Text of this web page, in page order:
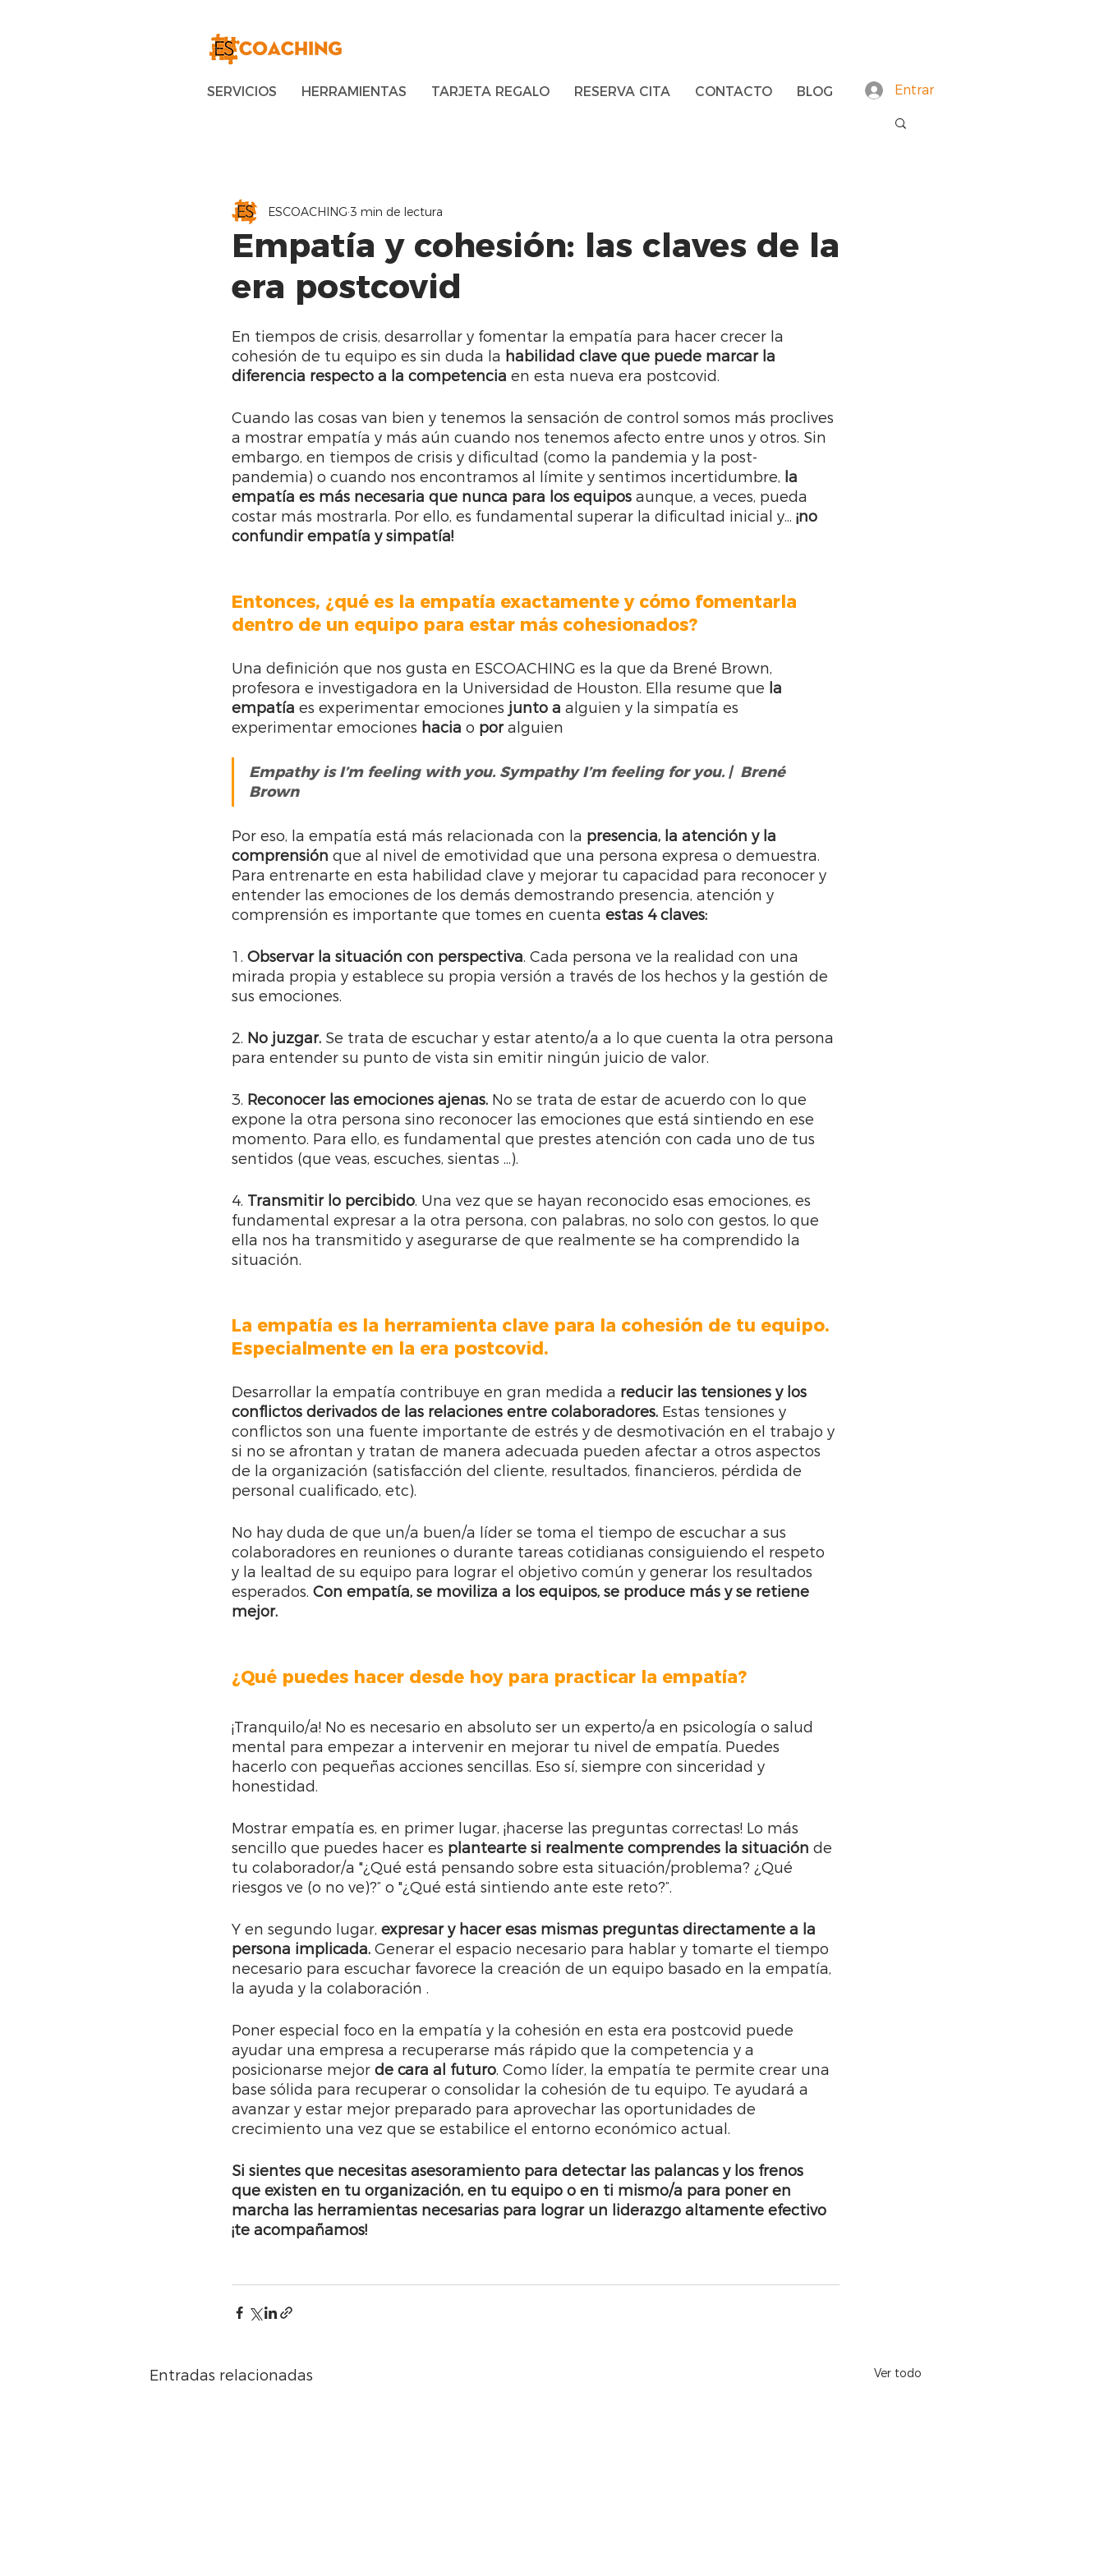
Entrar
SERVICIOS HERRAMIENTAS TARJETA REGALO RESERVA CITA CONTACTO BLOG
Empatía y cohesión: las claves de la
era postcovid
ESCOACHING 3 min de lectura
En tiempos de crisis, desarrollar y fomentar la empatía para hacer crecer la
cohesión de tu equipo es sin duda la habilidad clave que puede marcar la
diferencia respecto a la competencia en esta nueva era postcovid.
Cuando las cosas van bien y tenemos la sensación de control somos más proclives
a mostrar empatía y más aún cuando nos tenemos afecto entre unos y otros. Sin
embargo, en tiempos de crisis y dificultad (como la pandemia y la post-
pandemia) o cuando nos encontramos al límite y sentimos incertidumbre, la
empatía es más necesaria que nunca para los equipos aunque, a veces, pueda
costar más mostrarla. Por ello, es fundamental superar la dificultad inicial y... ¡no
confundir empatía y simpatía!
Entonces, ¿qué es la empatía exactamente y cómo fomentarla
dentro de un equipo para estar más cohesionados?
Una definición que nos gusta en ESCOACHING es la que da Brené Brown,
profesora e investigadora en la Universidad de Houston. Ella resume que la
empatía es experimentar emociones junto a alguien y la simpatía es
experimentar emociones hacia o por alguien
Empathy is I’m feeling with you. Sympathy I’m feeling for you. |  Brené
Brown
Por eso, la empatía está más relacionada con la presencia, la atención y la
comprensión que al nivel de emotividad que una persona expresa o demuestra.
Para entrenarte en esta habilidad clave y mejorar tu capacidad para reconocer y
entender las emociones de los demás demostrando presencia, atención y
comprensión es importante que tomes en cuenta estas 4 claves:
1. Observar la situación con perspectiva. Cada persona ve la realidad con una
mirada propia y establece su propia versión a través de los hechos y la gestión de
sus emociones.
2. No juzgar. Se trata de escuchar y estar atento/a a lo que cuenta la otra persona
para entender su punto de vista sin emitir ningún juicio de valor.
3. Reconocer las emociones ajenas. No se trata de estar de acuerdo con lo que
expone la otra persona sino reconocer las emociones que está sintiendo en ese
momento. Para ello, es fundamental que prestes atención con cada uno de tus
sentidos (que veas, escuches, sientas ...).
4. Transmitir lo percibido. Una vez que se hayan reconocido esas emociones, es
fundamental expresar a la otra persona, con palabras, no solo con gestos, lo que
ella nos ha transmitido y asegurarse de que realmente se ha comprendido la
situación.
La empatía es la herramienta clave para la cohesión de tu equipo.
Especialmente en la era postcovid.
Desarrollar la empatía contribuye en gran medida a reducir las tensiones y los
conflictos derivados de las relaciones entre colaboradores. Estas tensiones y
conflictos son una fuente importante de estrés y de desmotivación en el trabajo y
si no se afrontan y tratan de manera adecuada pueden afectar a otros aspectos
de la organización (satisfacción del cliente, resultados, financieros, pérdida de
personal cualificado, etc).
No hay duda de que un/a buen/a líder se toma el tiempo de escuchar a sus
colaboradores en reuniones o durante tareas cotidianas consiguiendo el respeto
y la lealtad de su equipo para lograr el objetivo común y generar los resultados
esperados. Con empatía, se moviliza a los equipos, se produce más y se retiene
mejor.
¿Qué puedes hacer desde hoy para practicar la empatía?
¡Tranquilo/a! No es necesario en absoluto ser un experto/a en psicología o salud
mental para empezar a intervenir en mejorar tu nivel de empatía. Puedes
hacerlo con pequeñas acciones sencillas. Eso sí, siempre con sinceridad y
honestidad.
Mostrar empatía es, en primer lugar, ¡hacerse las preguntas correctas! Lo más
sencillo que puedes hacer es plantearte si realmente comprendes la situación de
tu colaborador/a "¿Qué está pensando sobre esta situación/problema? ¿Qué
riesgos ve (o no ve)?” o "¿Qué está sintiendo ante este reto?”.
Y en segundo lugar, expresar y hacer esas mismas preguntas directamente a la
persona implicada. Generar el espacio necesario para hablar y tomarte el tiempo
necesario para escuchar favorece la creación de un equipo basado en la empatía,
la ayuda y la colaboración .
Poner especial foco en la empatía y la cohesión en esta era postcovid puede
ayudar una empresa a recuperarse más rápido que la competencia y a
posicionarse mejor de cara al futuro. Como líder, la empatía te permite crear una
base sólida para recuperar o consolidar la cohesión de tu equipo. Te ayudará a
avanzar y estar mejor preparado para aprovechar las oportunidades de
crecimiento una vez que se estabilice el entorno económico actual.
Si sientes que necesitas asesoramiento para detectar las palancas y los frenos
que existen en tu organización, en tu equipo o en ti mismo/a para poner en
marcha las herramientas necesarias para lograr un liderazgo altamente efectivo
¡te acompañamos!
Entradas relacionadas Ver todo